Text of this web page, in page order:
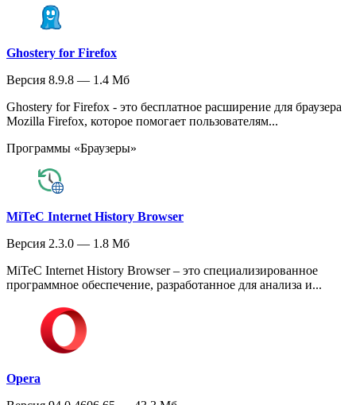
Ghostery for Firefox
Версия 8.9.8 — 1.4 Мб
Ghostery for Firefox - это бесплатное расширение для браузера
Mozilla Firefox, которое помогает пользователям...
Программы «Браузеры»
MiTeC Internet History Browser
Версия 2.3.0 — 1.8 Мб
MiTeC Internet History Browser – это специализированное
программное обеспечение, разработанное для анализа и...
Opera